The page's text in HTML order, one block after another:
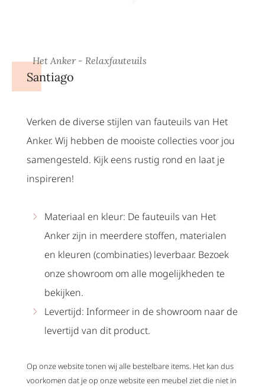
Het Anker - Relaxfauteuils
Santiago
Verken de diverse stijlen van fauteuils van Het
Anker. Wij hebben de mooiste collecties voor jou
samengesteld. Kijk eens rustig rond en laat je
inspireren!
Materiaal en kleur: De fauteuils van Het
Anker zijn in meerdere stoffen, materialen
en kleuren (combinaties) leverbaar. Bezoek
onze showroom om alle mogelijkheden te
bekijken.
Levertijd: Informeer in de showroom naar de
levertijd van dit product.
Op onze website tonen wij alle bestelbare items. Het kan dus
voorkomen dat je op onze website een meubel ziet die niet in